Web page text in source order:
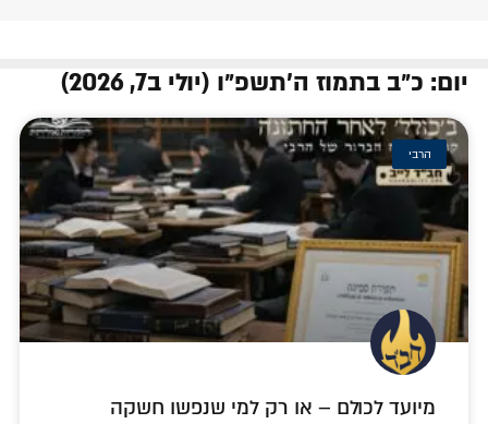
יום: כ״ב בתמוז ה׳תשפ״ו (יולי ב7, 2026)
הרבי
מיועד לכולם – או רק למי שנפשו חשקה